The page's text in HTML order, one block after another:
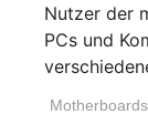
Nutzer der
PCs und
Motherboards